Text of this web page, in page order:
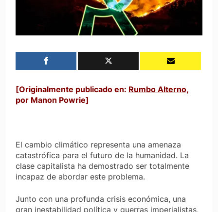
[Originalmente publicado en: Rumbo Alterno,
por Manon Powrie]
El cambio climático representa una amenaza
catastrófica para el futuro de la humanidad. La
clase capitalista ha demostrado ser totalmente
incapaz de abordar este problema.
Junto con una profunda crisis económica, una
gran inestabilidad política y guerras imperialistas,